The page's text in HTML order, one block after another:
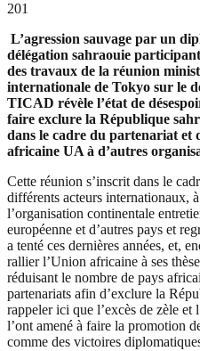
201
L’agression sauvage par un
délégation sahraouie
des travaux de la réunion
internationale de Tokyo sur le
TICAD révèle l’état de
faire exclure la République
dans le cadre du partenariat et
africaine UA à d’autres
Cette réunion s’inscrit dans le
différents acteurs internationaux,
l’organisation continentale
européenne et d’autres pays et
a tenté ces dernières années, et,
rallier l’Union africaine à ses
réduisant le nombre de pays
partenariats afin d’exclure la
rappeler ici que l’excès de zèle
l’ont amené à faire la promotion
comme des victoires